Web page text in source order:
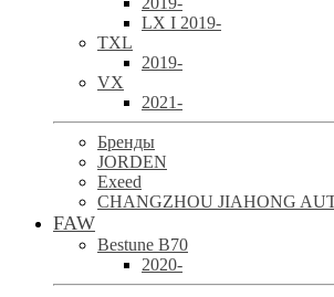
LX I 2019-
TXL
2019-
VX
2021-
Бренды
JORDEN
Exeed
CHANGZHOU JIAHONG
FAW
Bestune B70
2020-